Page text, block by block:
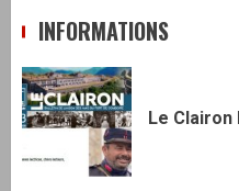
INFORMATIONS
Le Clairon